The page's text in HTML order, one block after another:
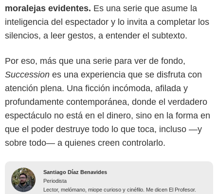
moralejas evidentes. Es una serie que asume la
inteligencia del espectador y lo invita a completar los
silencios, a leer gestos, a entender el subtexto.
Por eso, más que una serie para ver de fondo,
Succession es una experiencia que se disfruta con
atención plena. Una ficción incómoda, afilada y
profundamente contemporánea, donde el verdadero
espectáculo no está en el dinero, sino en la forma en
que el poder destruye todo lo que toca, incluso —y
sobre todo— a quienes creen controlarlo.
Santiago Díaz Benavides
Periodista
Lector, melómano, miope curioso y cinéfilo. Me dicen El Profesor.